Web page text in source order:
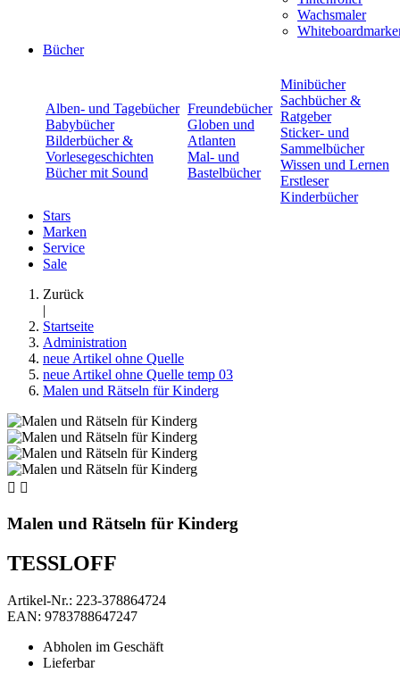
Wachsmaler
Bücher
Alben- und Tagebücher
Babybücher
Bilderbücher &
Vorlesegeschichten
Bücher mit Sound
Freundebücher
Globen und
Atlanten
Mal- und
Bastelbücher
Minibücher
Sachbücher &
Ratgeber
Sticker- und
Sammelbücher
Wissen und Lernen
Erstleser
Kinderbücher
Stars
Marken
Service
Sale
Zurück
|
Startseite
Administration
neue Artikel ohne Quelle
neue Artikel ohne Quelle temp 03
Malen und Rätseln für Kinderg
 
Malen und Rätseln für Kinderg
TESSLOFF
Artikel-Nr.: 223-378864724
EAN: 9783788647247
Abholen im Geschäft
Lieferbar